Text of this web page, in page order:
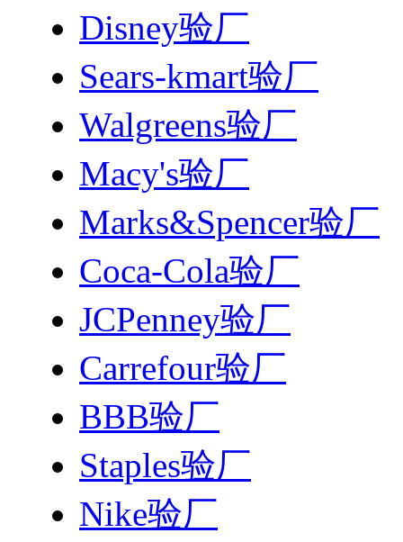
Disney验厂
Sears-kmart验厂
Walgreens验厂
Macy's验厂
Marks&Spencer验厂
Coca-Cola验厂
JCPenney验厂
Carrefour验厂
BBB验厂
Staples验厂
Nike验厂